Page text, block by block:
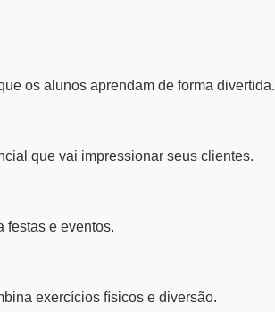
os alunos aprendam de forma divertida.
que vai impressionar seus clientes.
festas e eventos.
exercícios físicos e diversão.